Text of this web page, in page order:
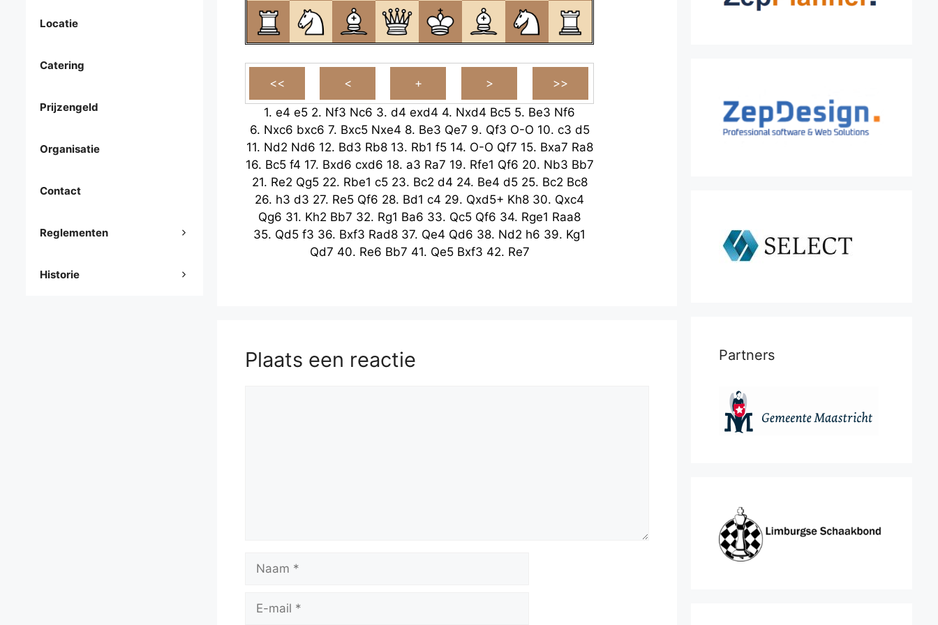
1. e4 e5 2. Nf3 Nc6 3. d4 exd4 4. Nxd4 Bc5 5. Be3 Nf6
6. Nxc6 bxc6 7. Bxc5 Nxe4 8. Be3 Qe7 9. Qf3 O-O 10. c3 d5
11. Nd2 Nd6 12. Bd3 Rb8 13. Rb1 f5 14. O-O Qf7 15. Bxa7 Ra8
16. Bc5 f4 17. Bxd6 cxd6 18. a3 Ra7 19. Rfe1 Qf6 20. Nb3 Bb7
21. Re2 Qg5 22. Rbe1 c5 23. Bc2 d4 24. Be4 d5 25. Bc2 Bc8
26. h3 d3 27. Re5 Qf6 28. Bd1 c4 29. Qxd5+ Kh8 30. Qxc4
Qg6 31. Kh2 Bb7 32. Rg1 Ba6 33. Qc5 Qf6 34. Rge1 Raa8
35. Qd5 f3 36. Bxf3 Rad8 37. Qe4 Qd6 38. Nd2 h6 39. Kg1
Qd7 40. Re6 Bb7 41. Qe5 Bxf3 42. Re7
Plaats een reactie
mail
Locatie
Catering
Prijzengeld
Organisatie
Contact
Reglementen
Historie
Partners